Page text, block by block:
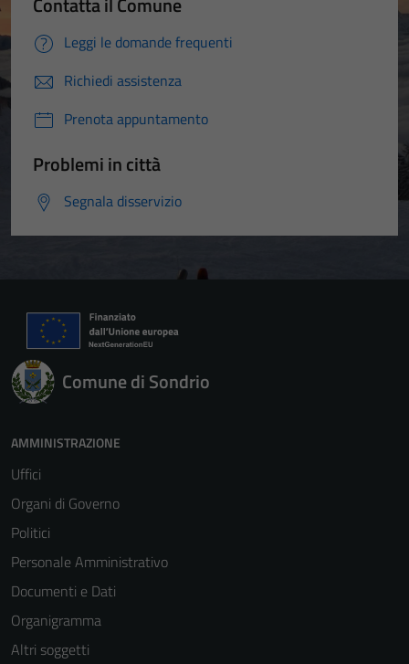
Leggi le domande frequenti
Richiedi assistenza
Prenota appuntamento
Problemi in città
Segnala disservizio
Comune di Sondrio
AMMINISTRAZIONE
Uffici
Organi di Governo
Politici
Personale Amministrativo
Documenti e Dati
Organigramma
Altri soggetti